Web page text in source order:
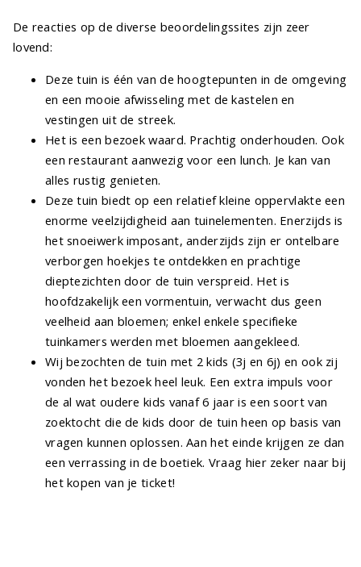
De reacties op de diverse beoordelingssites zijn zeer
lovend:
Deze tuin is één van de hoogtepunten in de omgeving
en een mooie afwisseling met de kastelen en
vestingen uit de streek.
Het is een bezoek waard. Prachtig onderhouden. Ook
een restaurant aanwezig voor een lunch. Je kan van
alles rustig genieten.
Deze tuin biedt op een relatief kleine oppervlakte een
enorme veelzijdigheid aan tuinelementen. Enerzijds is
het snoeiwerk imposant, anderzijds zijn er ontelbare
verborgen hoekjes te ontdekken en prachtige
dieptezichten door de tuin verspreid. Het is
hoofdzakelijk een vormentuin, verwacht dus geen
veelheid aan bloemen; enkel enkele specifieke
tuinkamers werden met bloemen aangekleed.
Wij bezochten de tuin met 2 kids (3j en 6j) en ook zij
vonden het bezoek heel leuk. Een extra impuls voor
de al wat oudere kids vanaf 6 jaar is een soort van
zoektocht die de kids door de tuin heen op basis van
vragen kunnen oplossen. Aan het einde krijgen ze dan
een verrassing in de boetiek. Vraag hier zeker naar bij
het kopen van je ticket!